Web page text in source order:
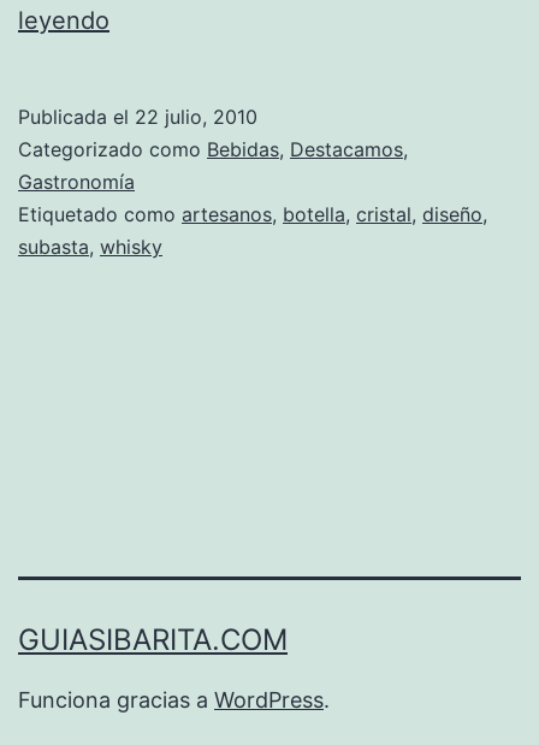
leyendo
lujo
para
una
de
Publicada el 22 julio, 2010
Categorizado como Bebidas, Destacamos,
Gastronomía
Etiquetado como artesanos, botella, cristal, diseño,
subasta, whisky
GUIASIBARITA.COM
Funciona gracias a WordPress.